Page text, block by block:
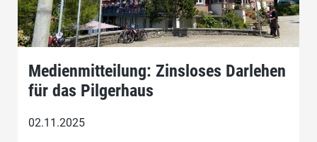
Medienmitteilung: Zinsloses Darlehen
für das Pilgerhaus
02.11.2025